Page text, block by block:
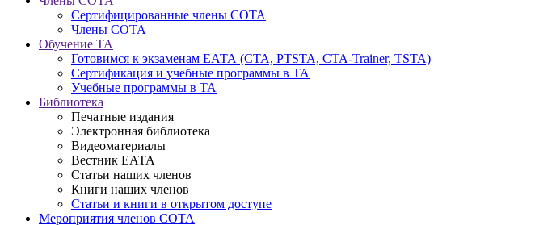
Сертифицированные члены СОТА
Члены СОТА
Обучение ТА
Готовимся к экзаменам ЕАТА (СТА, PTSTA, СТА-Trainer, TSTA)
Сертификация и учебные программы в ТА
Учебные программы в ТА
Библиотека
Печатные издания
Электронная библиотека
Видеоматериалы
Вестник ЕАТА
Статьи наших членов
Книги наших членов
Статьи и книги в открытом доступе
Мероприятия членов СОТА